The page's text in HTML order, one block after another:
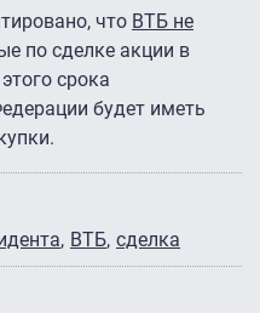
что ВТБ не
по сделке акции в
срока
будет иметь
ВТБ сделка